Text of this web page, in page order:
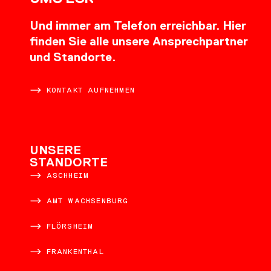
Und immer am Telefon erreichbar. Hier
finden Sie alle unsere Ansprechpartner
und Standorte.
KONTAKT AUFNEHMEN
UNSERE
STANDORTE
ASCHHEIM
AMT WACHSENBURG
FLÖRSHEIM
FRANKENTHAL